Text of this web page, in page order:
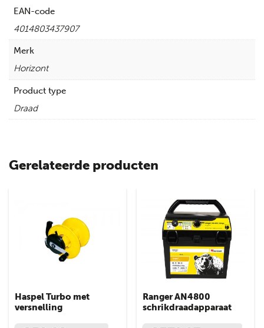
EAN-code
4014803437907
Merk
Horizont
Product type
Draad
Gerelateerde producten
Haspel Turbo met
versnelling
Ranger AN4800
schrikdraadapparaat